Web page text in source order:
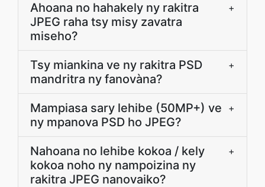
Ahoana no hahakely ny rakitra
JPEG raha tsy misy zavatra
miseho?
+
Tsy miankina ve ny rakitra PSD
mandritra ny fanovàna?
+
Mampiasa sary lehibe (50MP+) ve
ny mpanova PSD ho JPEG?
+
Nahoana no lehibe kokoa / kely
kokoa noho ny nampoizina ny
rakitra JPEG nanovaiko?
+